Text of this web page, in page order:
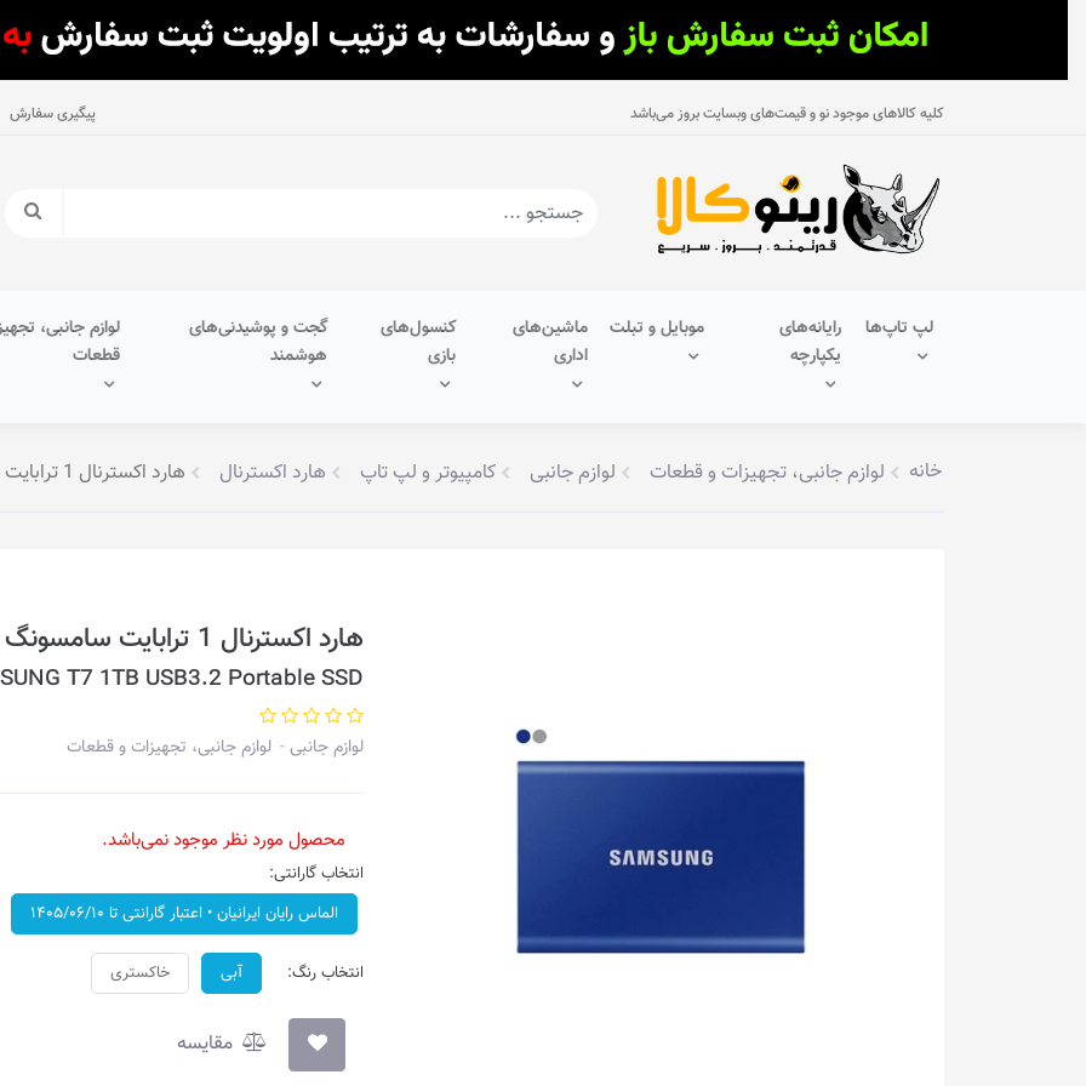
کلیه کالاهای موجود نو و قیمت‌های وبسایت بروز می‌باشد پیگیری سفارش
لپ تاپ‌ها
رایانه‌های
یکپارچه
موبایل و تبلت
ماشین‌های
اداری
کنسول‌های
بازی
گجت و پوشیدنی‌های
هوشمند
لوازم جانبی،
قطعات
خانه لوازم جانبی، تجهیزات و قطعات لوازم جانبی کامپیوتر و لپ تاپ هارد اکسترنال هارد اکسترنال 1 ترابایت سامسونگ مدل SSD • T7
هارد اکسترنال 1 ترابایت سامسونگ مدل SSD • T7
T7 1TB USB3.2 Portable SSD
لوازم جانبی لوازم جانبی، تجهیزات و قطعات
محصول مورد نظر موجود نمی‌باشد.
انتخاب گارانتی:
الماس رایان ایرانیان • اعتبار گارانتی تا ۱۴۰۵/۰۶/۱۰
انتخاب رنگ: آبی خاکستری
مقایسه